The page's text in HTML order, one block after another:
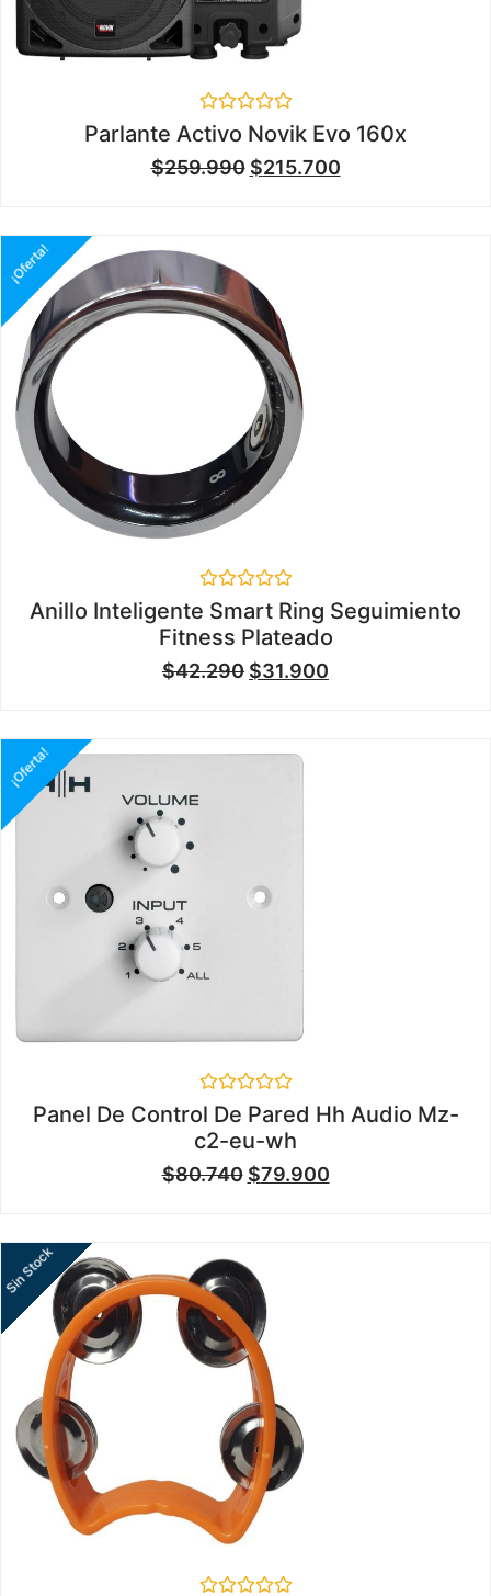
Valorado
en
0
de
Parlante Activo Novik Evo 160x
$259.990 $215.700
¡Oferta!
Valorado
en
0
de
5
Anillo Inteligente Smart Ring Seguimiento
Fitness Plateado
$42.290 $31.900
¡Oferta!
Valorado
en
0
de
5
Panel De Control De Pared Hh Audio Mz-
c2-eu-wh
$80.740 $79.900
Sin Stock